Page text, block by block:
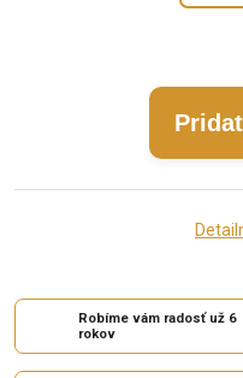
Robíme vám radosť už 6
rokov